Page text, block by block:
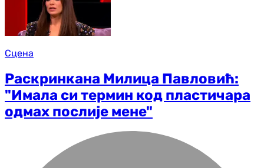
Сцена
Раскринкана Милица Павловић:
"Имала си термин код пластичара
одмах послије мене"